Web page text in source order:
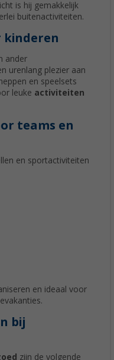
is hij gemakkelijk
buitenactiviteiten.
kinderen
ander
urenlang plezier aan
en speelsets
leuke activiteiten
teams en
en sportactiviteiten
en ideaal voor
bij
zijn de volgende